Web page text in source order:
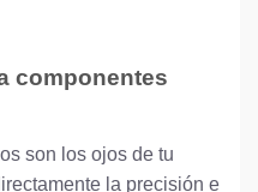
componentes
son los ojos de tu
la precisión e